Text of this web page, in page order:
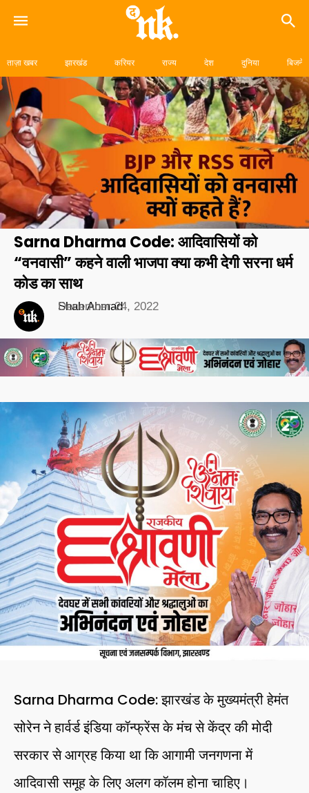
ताज़ा खबर झारखंड करियर राज्य देश दुनिया बिजनेस
Sarna Dharma Code: आदिवासियों को
“वनवासी” कहने वाली भाजपा क्या कभी देगी सरना धर्म
कोड का साथ
Shah Ahmad
December 24, 2022
Sarna Dharma Code: झारखंड के मुख्यमंत्री हेमंत
सोरेन ने हार्वर्ड इंडिया कॉन्फ्रेंस के मंच से केंद्र की मोदी
सरकार से आग्रह किया था कि आगामी जनगणना में
आदिवासी समूह के लिए अलग कॉलम होना चाहिए।